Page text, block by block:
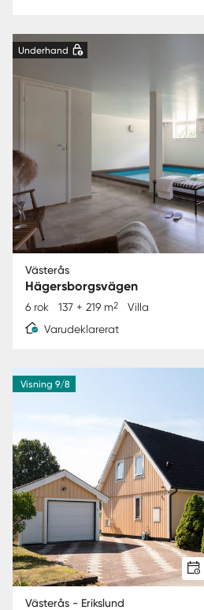
Underhand
Västerås
Hägersborgsvägen
6 rok 137 + 219 m2
Villa
Varudeklarerat
Visning 9/8
Västerås - Erikslund